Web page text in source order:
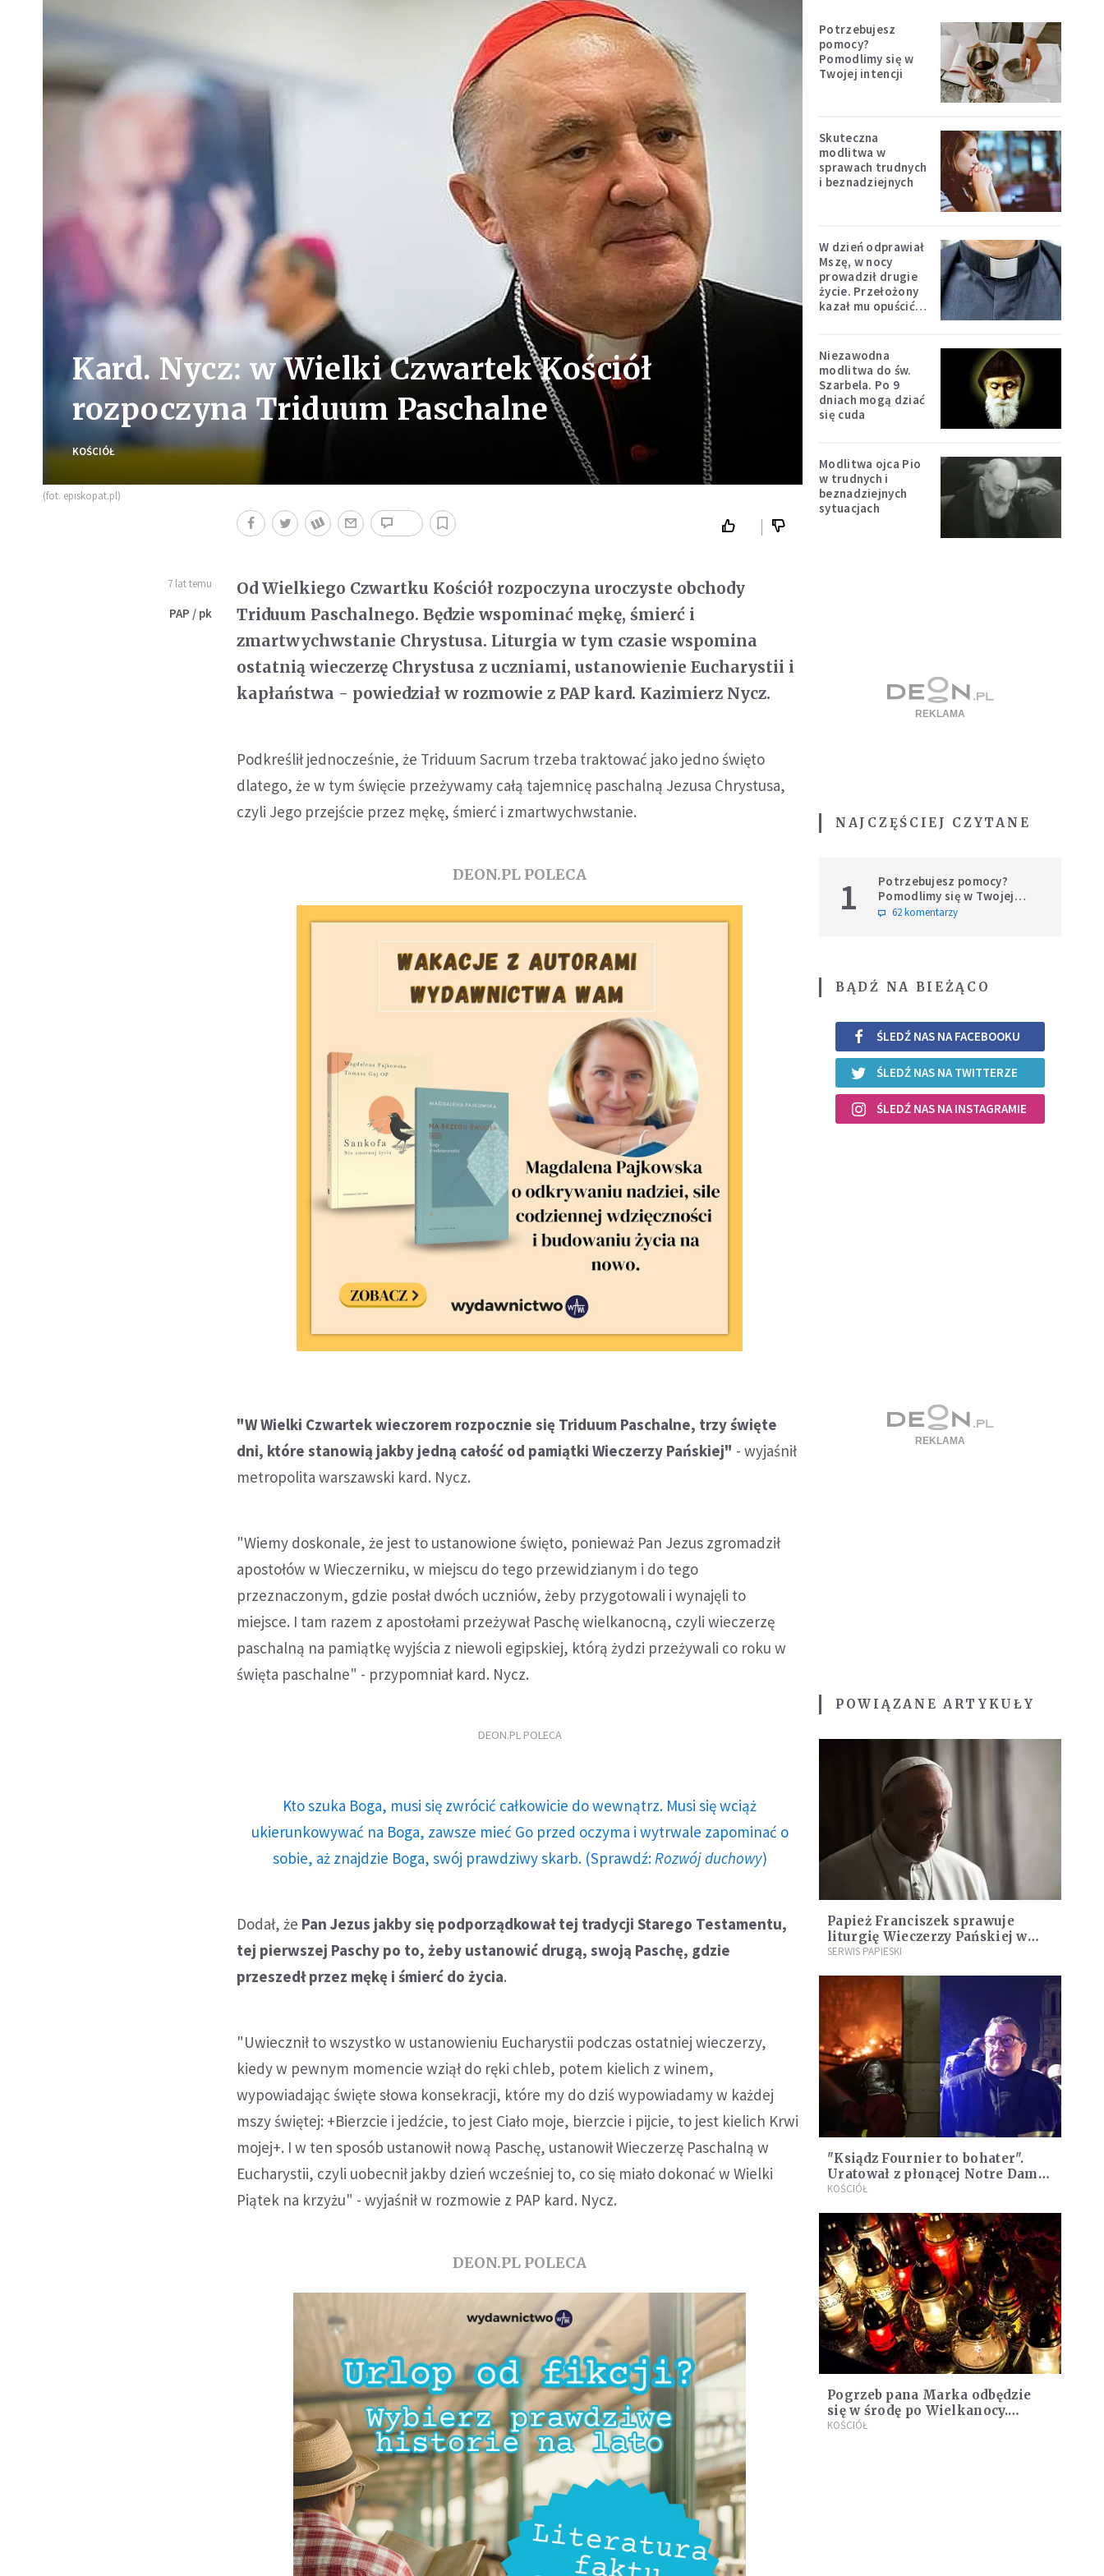
Kard. Nycz: w Wielki Czwartek Kościół
rozpoczyna Triduum Paschalne
KOŚCIÓŁ
(fot. episkopat.pl)
7 lat temu
PAP / pk
Od Wielkiego Czwartku Kościół rozpoczyna uroczyste obchody
Triduum Paschalnego. Będzie wspominać mękę, śmierć i
zmartwychwstanie Chrystusa. Liturgia w tym czasie wspomina
ostatnią wieczerzę Chrystusa z uczniami, ustanowienie Eucharystii i
kapłaństwa - powiedział w rozmowie z PAP kard. Kazimierz Nycz.
Podkreślił jednocześnie, że Triduum Sacrum trzeba traktować jako jedno święto
dlatego, że w tym święcie przeżywamy całą tajemnicę paschalną Jezusa Chrystusa,
czyli Jego przejście przez mękę, śmierć i zmartwychwstanie.
DEON.PL POLECA
"W Wielki Czwartek wieczorem rozpocznie się Triduum Paschalne, trzy święte
dni, które stanowią jakby jedną całość od pamiątki Wieczerzy Pańskiej" - wyjaśnił
metropolita warszawski kard. Nycz.
"Wiemy doskonale, że jest to ustanowione święto, ponieważ Pan Jezus zgromadził
apostołów w Wieczerniku, w miejscu do tego przewidzianym i do tego
przeznaczonym, gdzie posłał dwóch uczniów, żeby przygotowali i wynajęli to
miejsce. I tam razem z apostołami przeżywał Paschę wielkanocną, czyli wieczerzę
paschalną na pamiątkę wyjścia z niewoli egipskiej, którą żydzi przeżywali co roku w
święta paschalne" - przypomniał kard. Nycz.
DEON.PL POLECA
Kto szuka Boga, musi się zwrócić całkowicie do wewnątrz. Musi się wciąż
ukierunkowywać na Boga, zawsze mieć Go przed oczyma i wytrwale zapominać o
sobie, aż znajdzie Boga, swój prawdziwy skarb. (Sprawdź: Rozwój duchowy)
Dodał, że Pan Jezus jakby się podporządkował tej tradycji Starego Testamentu,
tej pierwszej Paschy po to, żeby ustanowić drugą, swoją Paschę, gdzie
przeszedł przez mękę i śmierć do życia.
"Uwiecznił to wszystko w ustanowieniu Eucharystii podczas ostatniej wieczerzy,
kiedy w pewnym momencie wziął do ręki chleb, potem kielich z winem,
wypowiadając święte słowa konsekracji, które my do dziś wypowiadamy w każdej
mszy świętej: +Bierzcie i jedźcie, to jest Ciało moje, bierzcie i pijcie, to jest kielich Krwi
mojej+. I w ten sposób ustanowił nową Paschę, ustanowił Wieczerzę Paschalną w
Eucharystii, czyli uobecnił jakby dzień wcześniej to, co się miało dokonać w Wielki
Piątek na krzyżu" - wyjaśnił w rozmowie z PAP kard. Nycz.
DEON.PL POLECA
Potrzebujesz
pomocy?
Pomodlimy się w
Twojej intencji
Skuteczna
modlitwa w
sprawach trudnych
i beznadziejnych
W dzień odprawiał
Mszę, w nocy
prowadził drugie
życie. Przełożony
kazał mu opuścić
Niezawodna
modlitwa do św.
Szarbela. Po 9
dniach mogą dziać
się cuda
Modlitwa ojca Pio
w trudnych i
beznadziejnych
sytuacjach
NAJCZĘŚCIEJ CZYTANE
1
Potrzebujesz pomocy?
Pomodlimy się w Twojej
intencji
62 komentarzy
BĄDŹ NA BIEŻĄCO
ŚLEDŹ NAS NA FACEBOOKU
ŚLEDŹ NAS NA TWITTERZE
ŚLEDŹ NAS NA INSTAGRAMIE
POWIĄZANE ARTYKUŁY
Papież Franciszek sprawuje
liturgię Wieczerzy Pańskiej w
więzieniu
SERWIS PAPIESKI
"Ksiądz Fournier to bohater".
Uratował z płonącej Notre Dame
to, co najcenniejsze
KOŚCIÓŁ
Pogrzeb pana Marka odbędzie
się w środę po Wielkanocy.
Uroczystościom będzie
KOŚCIÓŁ